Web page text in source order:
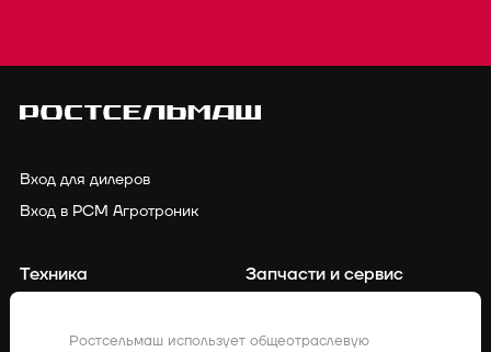
Вход для дилеров
Вход в РСМ Агротроник
Техника
Запчасти и сервис
Ростсельмаш использует общеотраслевую